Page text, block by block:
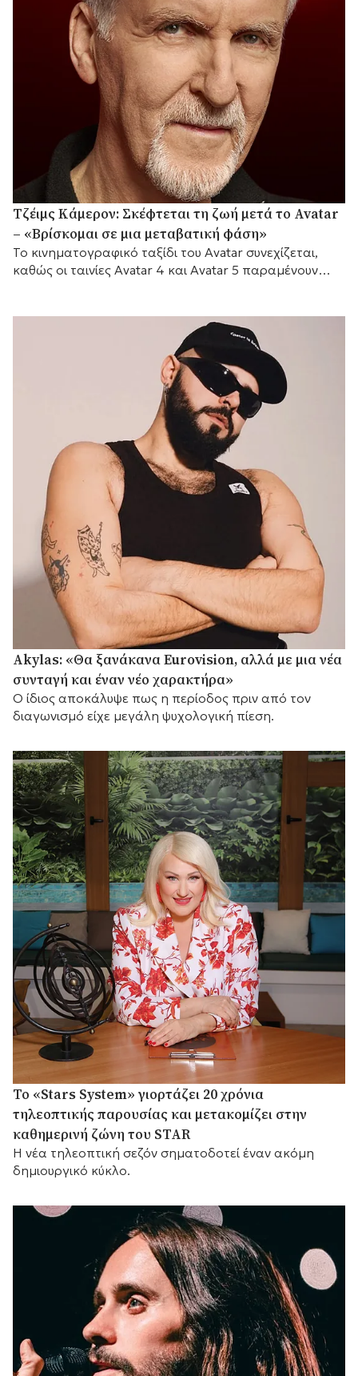
Τζέιμς Κάμερον: Σκέφτεται τη ζωή μετά το Avatar
– «Βρίσκομαι σε μια μεταβατική φάση»
Το κινηματογραφικό ταξίδι του Avatar συνεχίζεται,
καθώς οι ταινίες Avatar 4 και Avatar 5 παραμένουν
Akylas: «Θα ξανάκανα Eurovision, αλλά με μια νέα
συνταγή και έναν νέο χαρακτήρα»
Ο ίδιος αποκάλυψε πως η περίοδος πριν από τον
διαγωνισμό είχε μεγάλη ψυχολογική πίεση.
Το «Stars System» γιορτάζει 20 χρόνια
τηλεοπτικής παρουσίας και μετακομίζει στην
καθημερινή ζώνη του STAR
Η νέα τηλεοπτική σεζόν σηματοδοτεί έναν ακόμη
δημιουργικό κύκλο.